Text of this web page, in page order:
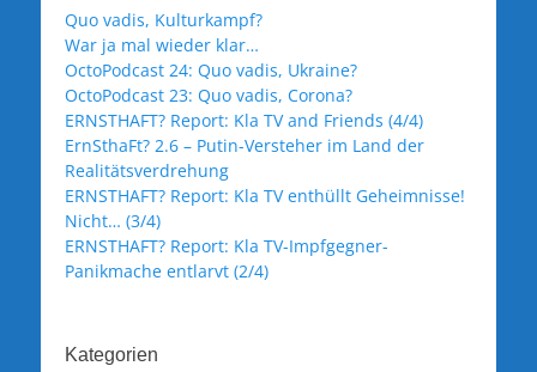
Quo vadis, Kulturkampf?
War ja mal wieder klar…
OctoPodcast 24: Quo vadis, Ukraine?
OctoPodcast 23: Quo vadis, Corona?
ERNSTHAFT? Report: Kla TV and Friends (4/4)
ErnSthaFt? 2.6 – Putin-Versteher im Land der
Realitätsverdrehung
ERNSTHAFT? Report: Kla TV enthüllt Geheimnisse!
Nicht… (3/4)
ERNSTHAFT? Report: Kla TV-Impfgegner-
Panikmache entlarvt (2/4)
Kategorien